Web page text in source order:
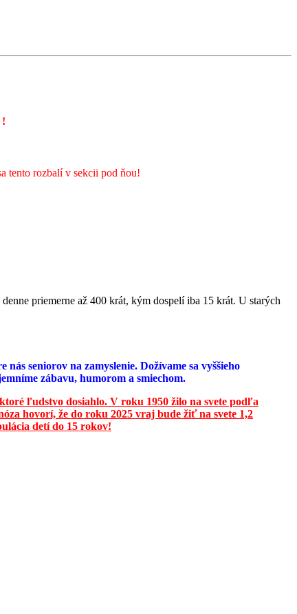
!
tento rozbalí v sekcii pod ňou!
priemerne až 400 krát, kým dospelí iba 15 krát. U starých
seniorov na zamyslenie. Dožívame sa vyššieho
zábavu, humorom a smiechom.
ľudstvo dosiahlo. V roku 1950 žilo na svete podľa
hovorí, že do roku 2025 vraj bude žiť na svete 1,2
detí do 15 rokov!